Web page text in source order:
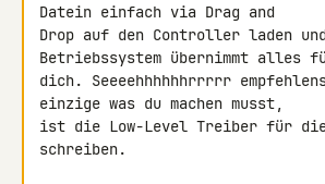
Datein einfach via Drag and
Drop auf den Controller laden
Betriebssystem übernimmt alles
dich. Seeeehhhhhhrrrrr
einzige was du machen musst,
ist die Low-Level Treiber für die
schreiben.